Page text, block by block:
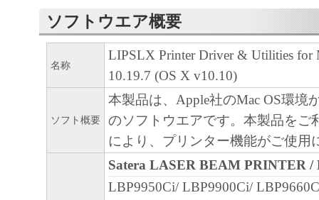
お客様は、日本国政府または関連する外国
許可等を得ることなしに、「本ソフトウェ
は一部を、直接または間接に輸出してはな
６．サポートおよびアップデート
キヤノン、キヤノンの子会社、関係会社、
理店および販売店、並びにキヤノンのライ
客様による「本ソフトウェア」の使用を支
よび「本ソフトウェア」に対してアップデ
正あるいはサポートを行うことについて、
ソフトウエア概要
名称
LIPSLX Printer Driver & Utilities for
10.19.7 (OS X v10.10)
ソフト概要
本製品は、Apple社のMac OS環境
のソフトウエアです。本製品をご
により、プリンター機能がご使用
Satera LASER BEAM PRINTER /
LBP9950Ci/ LBP9900Ci/